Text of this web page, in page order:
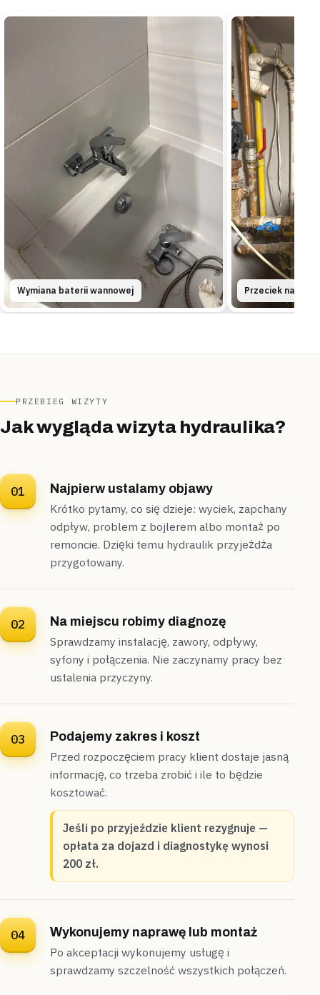
Otwock kotłownia
„Wieczorem w kotłowni zaczęło skapywać z rury
Dojechaliśmy jeszcze tego samego wieczoru i
dokręciliśmy śrubunek na rurze zasilającej –
przeciek
zatrzymaliśmy przed nocą
Naprawione Wieczorny wyjazd
blok
„Wskazania licznika rosły codziennie, mimo że nikt
nie zauważył kałuży w mieszkaniu.”
Zakręciliśmy główny zawór i próbą ciśnieniową
namierzyliśmy przeciek w podejściu pod podłogą –źródło
wskazaliśmy jeszcze przed otwarciem podłogi.
Wyciek namierzony Zawór odcięty od razu
normy w godzinę.
Udrożnione W godzinę
Wymiana baterii wannowej Przeciek na
PRZEBIEG WIZYTY
Jak wygląda wizyta hydraulika?
01
Najpierw ustalamy objawy
Krótko pytamy, co się dzieje: wyciek, zapchany
odpływ, problem z bojlerem albo montaż po
remoncie. Dzięki temu hydraulik przyjeżdża
przygotowany.
02
Na miejscu robimy diagnozę
Sprawdzamy instalację, zawory, odpływy,
syfony i połączenia. Nie zaczynamy pracy bez
ustalenia przyczyny.
03
Podajemy zakres i koszt
Przed rozpoczęciem pracy klient dostaje jasną
informację, co trzeba zrobić i ile to będzie
kosztować.
Jeśli po przyjeździe klient rezygnuje —
opłata za dojazd i diagnostykę wynosi
200 zł.
04
Wykonujemy naprawę lub montaż
Po akceptacji wykonujemy usługę i
sprawdzamy szczelność wszystkich połączeń.